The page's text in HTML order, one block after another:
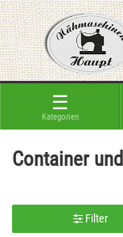
☰
Kategorien
Container
Filter